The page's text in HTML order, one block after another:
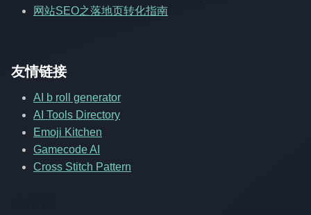
网站SEO之落地页转化指南
友情链接
AI b roll generator
AI Tools Directory
Emoji Kitchen
Gamecode AI
Cross Stitch Pattern